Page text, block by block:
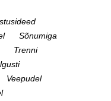
Sõnumiga
Trenni
Veepudel